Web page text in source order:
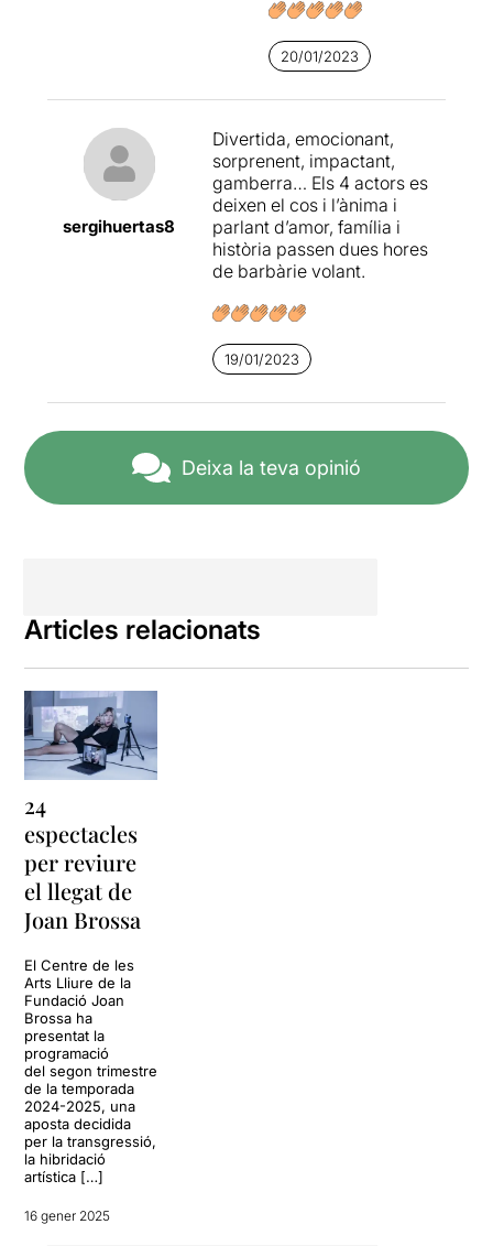
20/01/2023
sergihuertas8
Divertida, emocionant,
sorprenent, impactant,
gamberra… Els 4 actors es
deixen el cos i l’ànima i
parlant d’amor, família i
història passen dues hores
de barbàrie volant.
19/01/2023
Deixa la teva opinió
Articles relacionats
24
espectacles
per reviure
el llegat de
Joan Brossa
El Centre de les
Arts Lliure de la
Fundació Joan
Brossa ha
presentat la
programació
del segon trimestre
de la temporada
2024-2025, una
aposta decidida
per la transgressió,
la hibridació
artística […]
16 gener 2025